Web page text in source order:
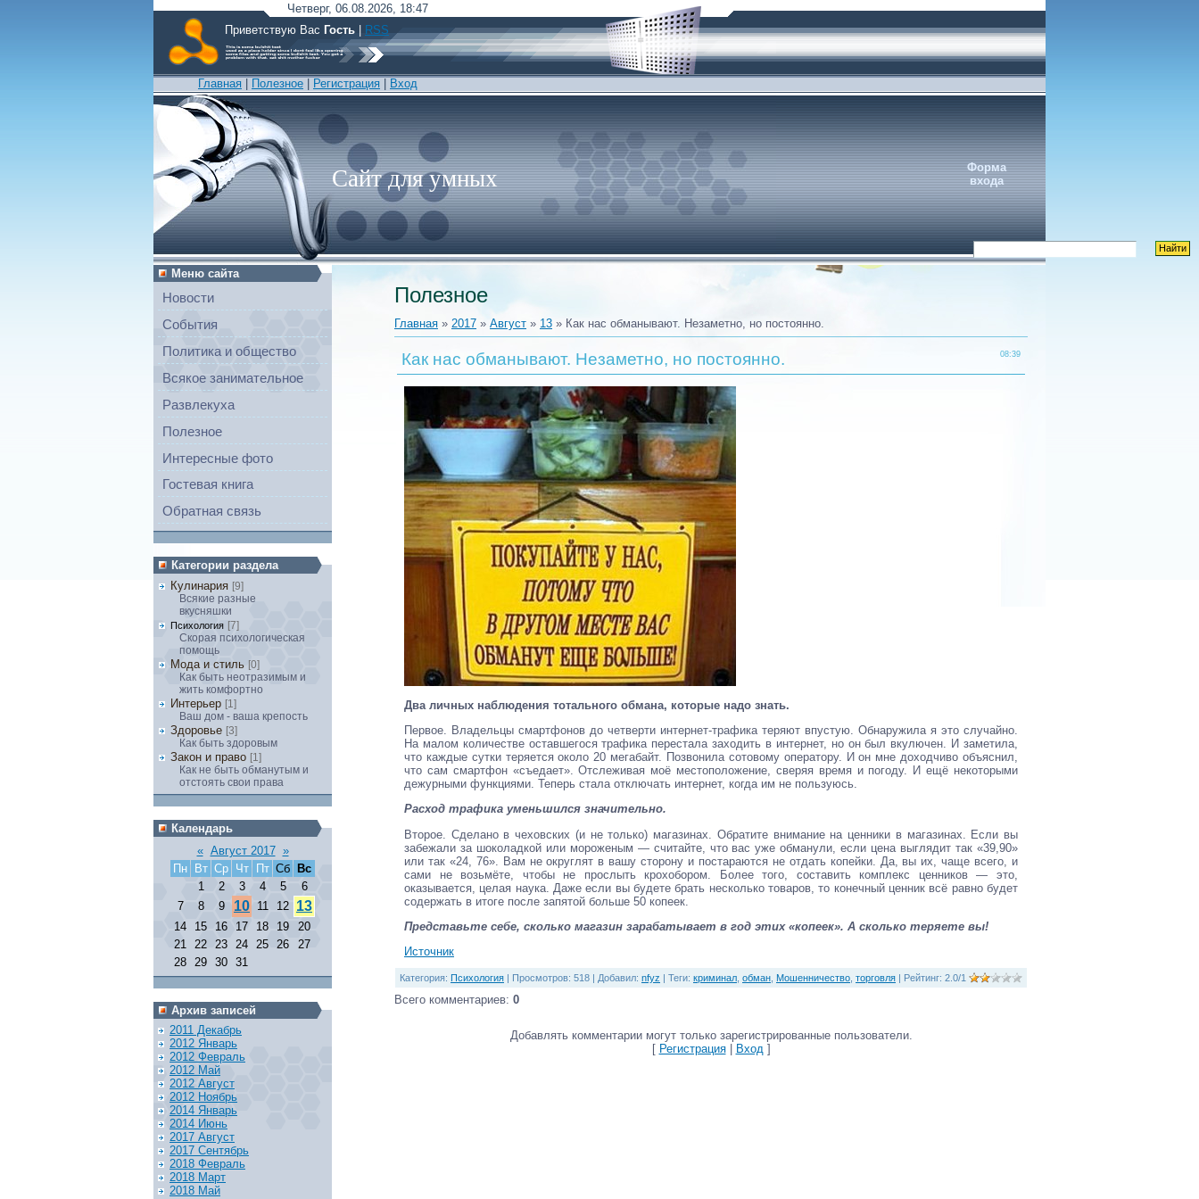
Четверг, 06.08.2026, 18:47
Приветствую Вас Гость RSS
Главная Полезное Регистрация Вход
Сайт для умных
Форма
входа
Меню сайта
Новости
События
Политика и общество
Всякое занимательное
Развлекуха
Полезное
Интересные фото
Гостевая книга
Обратная связь
Категории раздела
Кулинария [9]
Всякие разные
вкусняшки
Психология [7]
Скорая психологическая
помощь
Мода и стиль [0]
Как быть неотразимым и
жить комфортно
Интерьер [1]
Ваш дом - ваша крепость
Здоровье [3]
Как быть здоровым
Закон и право [1]
Как не быть обманутым и
отстоять свои права
Календарь
« Август 2017 »
Пн
Вт Ср Чт Пт Сб
Вс
1
2 3 4 5
6
7
8 9 10 11 12 13
14 15 16 17 18 19
20
21 22 23 24 25 26
27
28 29 30 31
Архив записей
2011 Декабрь
2012 Январь
2012 Февраль
2012 Май
2012 Август
2012 Ноябрь
2014 Январь
2014 Июнь
2017 Август
2017 Сентябрь
2018 Февраль
2018 Март
2018 Май
Полезное
Главная » 2017 » Август » 13 » Как нас обманывают. Незаметно, но постоянно.
08:39
Как нас обманывают. Незаметно, но постоянно.
Два личных наблюдения тотального обмана, которые надо знать.
Первое. Владельцы смартфонов до четверти интернет-трафика теряют впустую. Обнаружила я это случайно.
На малом количестве оставшегося трафика перестала заходить в интернет, но он был вкулючен. И заметила,
что каждые сутки теряется около 20 мегабайт. Позвонила сотовому оператору. И он мне доходчиво объяснил,
что сам смартфон «съедает». Отслеживая моё местоположение, сверяя время и погоду. И ещё некоторыми
дежурными функциями. Теперь стала отключать интернет, когда им не пользуюсь.
Расход трафика уменьшился значительно.
Второе. Сделано в чеховских (и не только) магазинах. Обратите внимание на ценники в магазинах. Если вы
забежали за шоколадкой или мороженым — считайте, что вас уже обманули, если цена выглядит так «39,90»
или так «24, 76». Вам не округлят в вашу сторону и постараются не отдать копейки. Да, вы их, чаще всего, и
сами не возьмёте, чтобы не прослыть крохобором. Более того, составить комплекс ценников — это,
оказывается, целая наука. Даже если вы будете брать несколько товаров, то конечный ценник всё равно будет
содержать в итоге после запятой больше 50 копеек.
Представьте себе, сколько магазин зарабатывает в год этих «копеек». А сколько теряете вы!
Источник
Категория: Психология Просмотров: 518 | Добавил: nfyz Теги: криминал обман Мошенничество торговля Рейтинг: 2.0/1
Всего комментариев: 0
Добавлять комментарии могут только зарегистрированные пользователи.
[ Регистрация| Вход]